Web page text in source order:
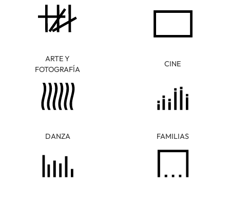
ARTE Y
FOTOGRAFÍA
CINE
DANZA FAMILIAS